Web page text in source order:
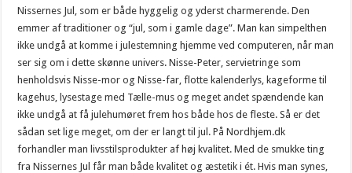
Nissernes Jul, som er både hyggelig og yderst charmerende. Den
emmer af traditioner og “jul, som i gamle dage”. Man kan simpelthen
ikke undgå at komme i julestemning hjemme ved computeren, når man
ser sig om i dette skønne univers. Nisse-Peter, servietringe som
henholdsvis Nisse-mor og Nisse-far, flotte kalenderlys, kageforme til
kagehus, lysestage med Tælle-mus og meget andet spændende kan
ikke undgå at få julehumøret frem hos både hos de fleste. Så er det
sådan set lige meget, om der er langt til jul. På Nordhjem.dk
forhandler man livsstilsprodukter af høj kvalitet. Med de smukke ting
fra Nissernes Jul får man både kvalitet og æstetik i ét. Hvis man synes,